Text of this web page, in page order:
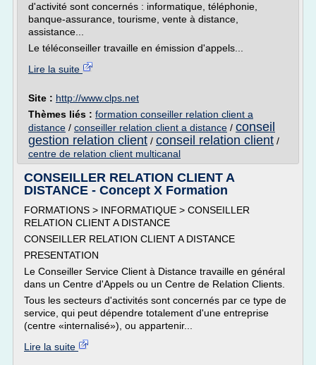
d'activité sont concernés : informatique, téléphonie,
banque-assurance, tourisme, vente à distance,
assistance...
Le téléconseiller travaille en émission d'appels...
Lire la suite
Site : http://www.clps.net
Thèmes liés : formation conseiller relation client a
distance / conseiller relation client a distance / conseil
gestion relation client / conseil relation client /
centre de relation client multicanal
CONSEILLER RELATION CLIENT A
DISTANCE - Concept X Formation
FORMATIONS > INFORMATIQUE > CONSEILLER
RELATION CLIENT A DISTANCE
CONSEILLER RELATION CLIENT A DISTANCE
PRESENTATION
Le Conseiller Service Client à Distance travaille en général
dans un Centre d'Appels ou un Centre de Relation Clients.
Tous les secteurs d'activités sont concernés par ce type de
service, qui peut dépendre totalement d'une entreprise
(centre «internalisé»), ou appartenir...
Lire la suite